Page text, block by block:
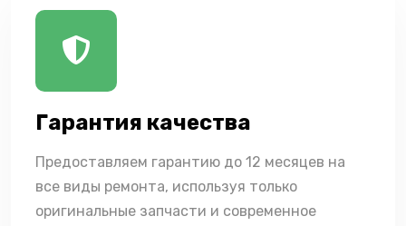
Гарантия качества
Предоставляем гарантию до 12 месяцев на
все виды ремонта, используя только
оригинальные запчасти и современное